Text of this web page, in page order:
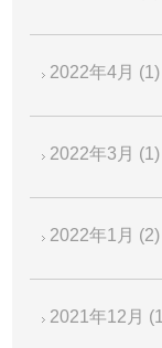
2022年4月 (1)
2022年3月 (1)
2022年1月 (2)
2021年12月